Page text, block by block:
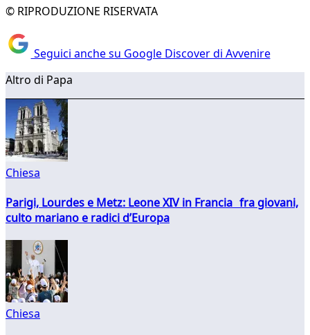
© RIPRODUZIONE RISERVATA
Seguici anche su Google Discover di Avvenire
Altro di Papa
Chiesa
Parigi, Lourdes e Metz: Leone XIV in Francia fra giovani,
culto mariano e radici d’Europa
Chiesa